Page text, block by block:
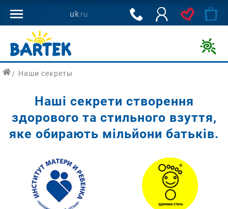
800
502
144
uk ru
Дитяче
взуття
розвитку
дитини
з
Україні.
Наши секреты
Наші секрети створення
здорового та стильного взуття,
яке обирають мільйони батьків.